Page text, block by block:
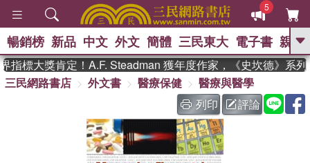
5
GO
熱搜： 東野圭吾 、 高希均教授回憶錄
The Odyssey 、 父親節 、 如果歷
史是一群喵 、 暑期推薦 、 國際布克
獎 臺灣漫遊錄 、 方念華
登輝時代 、 數學女孩：黎曼猜想
偉大的迷走神經
暢銷榜 新品 中文 外文 簡體 三民東大 電子書 親子
標大獎肯定！A.F. Steadman 獲年度作家，《史坎德》系列
三民網路書店
外文書 醫療保健
醫療與醫學
列印
評論